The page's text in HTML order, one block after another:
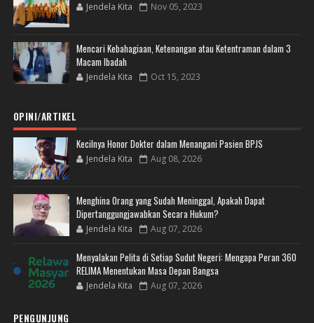
Jendela Kita Nov 05, 2023
Mencari Kebahagiaan, Ketenangan atau Ketentraman dalam 3
Macam Ibadah
Jendela Kita Oct 15, 2023
OPINI/ARTIKEL
Kecilnya Honor Dokter dalam Menangani Pasien BPJS
Jendela Kita Aug 08, 2026
Menghina Orang yang Sudah Meninggal, Apakah Dapat
Dipertanggungjawabkan Secara Hukum?
Jendela Kita Aug 07, 2026
Menyalakan Pelita di Setiap Sudut Negeri: Mengapa Peran 360
RELIMA Menentukan Masa Depan Bangsa
Jendela Kita Aug 07, 2026
PENGUNJUNG